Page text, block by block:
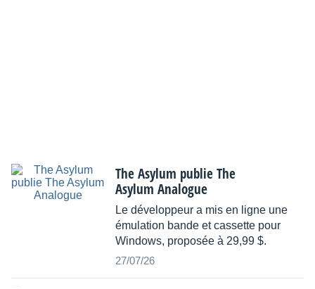
The Asylum publie The
Asylum Analogue
Le développeur a mis en ligne une
émulation bande et cassette pour
Windows, proposée à 29,99 $.
27/07/26